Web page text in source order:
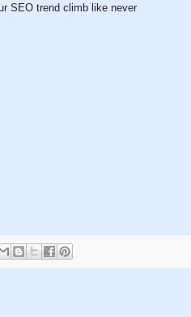
SEO trend climb like never